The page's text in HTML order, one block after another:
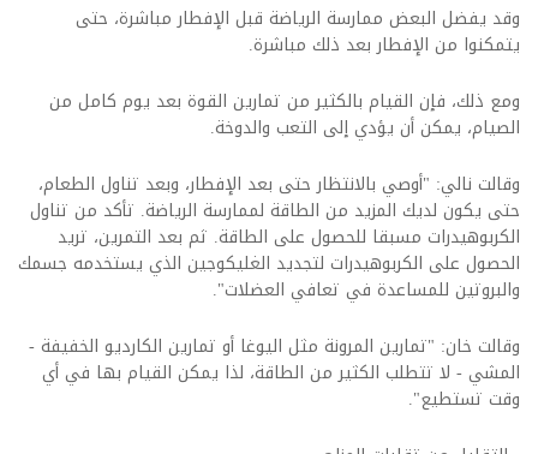
وقد يفضل البعض ممارسة الرياضة قبل الإفطار مباشرة، حتى
يتمكنوا من الإفطار بعد ذلك مباشرة.
ومع ذلك، فإن القيام بالكثير من تمارين القوة بعد يوم كامل من
الصيام، يمكن أن يؤدي إلى التعب والدوخة.
وقالت نالي: "أوصي بالانتظار حتى بعد الإفطار، وبعد تناول الطعام،
حتى يكون لديك المزيد من الطاقة لممارسة الرياضة. تأكد من تناول
الكربوهيدرات مسبقا للحصول على الطاقة. ثم بعد التمرين، تريد
الحصول على الكربوهيدرات لتجديد الغليكوجين الذي يستخدمه جسمك
والبروتين للمساعدة في تعافي العضلات".
وقالت خان: "تمارين المرونة مثل اليوغا أو تمارين الكارديو الخفيفة -
المشي - لا تتطلب الكثير من الطاقة، لذا يمكن القيام بها في أي
وقت تستطيع".